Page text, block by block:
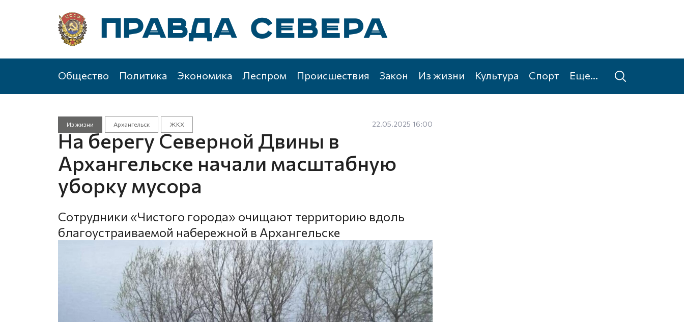
Общество Политика Экономика Леспром Происшествия Закон Из жизни Культура Спорт Еще...
Из жизни Архангельск ЖКХ 22.05.2025 16:00
На берегу Северной Двины в
Архангельске начали масштабную
уборку мусора
Сотрудники «Чистого города» очищают территорию вдоль
благоустраиваемой набережной в Архангельске